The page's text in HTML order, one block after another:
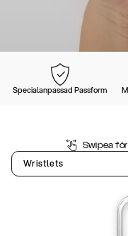
Specialanpassad Passform
Swipea
Wristlets